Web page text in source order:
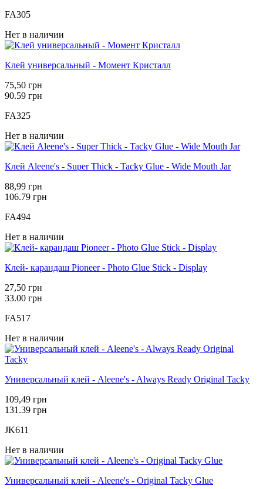
FA305
Нет в наличии
Клей универсальный - Момент Кристалл
75,50 грн
90.59 грн
FA325
Нет в наличии
Клей Aleene's - Super Thick - Tacky Glue - Wide Mouth Jar
88,99 грн
106.79 грн
FA494
Нет в наличии
Клей- карандаш Pioneer - Photo Glue Stick - Display
27,50 грн
33.00 грн
FA517
Нет в наличии
Универсальный клей - Aleene's - Always Ready Original Tacky
109,49 грн
131.39 грн
JK611
Нет в наличии
Универсальный клей - Aleene's - Original Tacky Glue